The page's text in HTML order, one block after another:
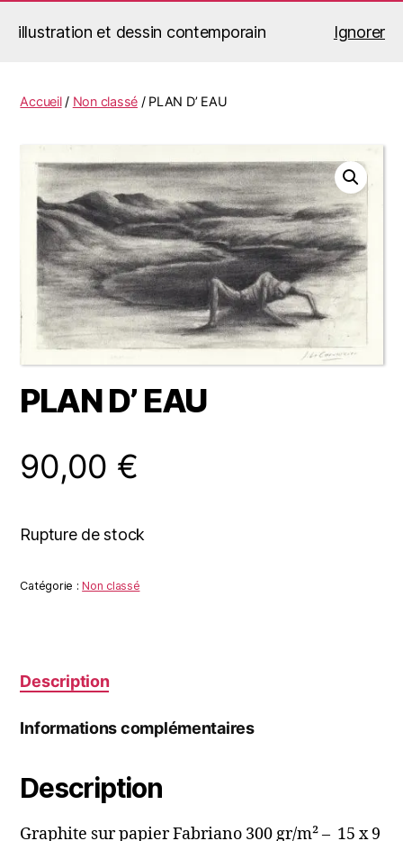
illustration et dessin contemporain Ignorer
Jérémy Le Corvaisier
Accueil/ Non classé / PLAN D’ EAU
PLAN D’ EAU
90,00 €
Rupture de stock
Catégorie :Non classé
Description
Informations complémentaires
Description
Graphite sur papier Fabriano 300 gr/m² – 15 x 9